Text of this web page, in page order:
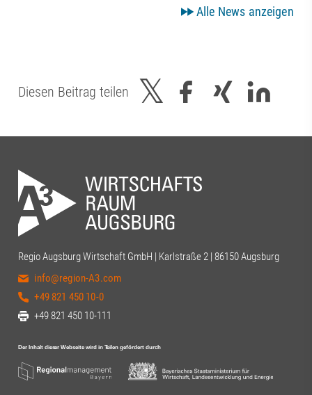
Alle News anzeigen
Diesen Beitrag teilen
Regio Augsburg Wirtschaft GmbH | Karlstraße 2 | 86150 Augsburg
info@region-A3.com
+49 821 450 10-0
+49 821 450 10-111